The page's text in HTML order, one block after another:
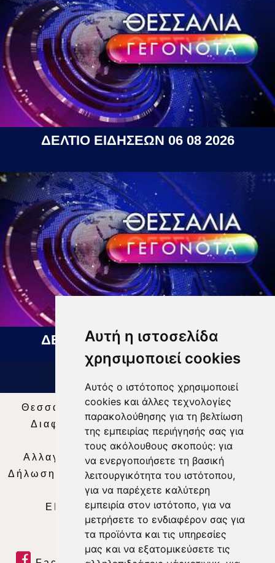
Αυτή η ιστοσελίδα
χρησιμοποιεί cookies
Αυτός ο ιστότοπος χρησιμοποιεί
cookies και άλλες τεχνολογίες
παρακολούθησης για τη βελτίωση
της εμπειρίας περιήγησής σας για
τους ακόλουθους σκοπούς: για
να ενεργοποιήσετε τη βασική
λειτουργικότητα του ιστότοπου,
για να παρέχετε καλύτερη
εμπειρία στον ιστότοπο, για να
μετρήσετε το ενδιαφέρον σας για
τα προϊόντα και τις υπηρεσίες
μας και να εξατομικεύσετε τις
ΔΕΛΤΙΟ ΕΙΔΗΣΕΩΝ 06 08 2026
ΔΕΛΤΙΟ ΕΙΔΗΣΕΩΝ 07 08 2026
Θεσσαλία Τηλεόραση|SNG Services
Διαφήμιση | Όροι Χρήσης |Δήλωση
Απορρήτου |
Περιεχόμενο
Αλλαγή Προτιμήσεων για τα Cookies
Δήλωση συμμόρφωσης με τη σύσταση (ΕΕ)
2018/334|Ταυτότητα
ΕΝΗΜΕΡΩΣΗ |WEB TV| LIVE